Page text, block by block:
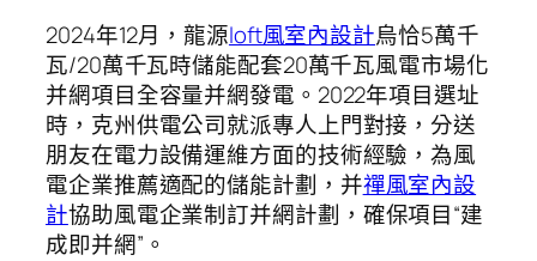
2024年12月，龍源loft風室內設計烏恰5萬千
瓦/20萬千瓦時儲能配套20萬千瓦風電市場化
并網項目全容量并網發電。2022年項目選址
時，克州供電公司就派專人上門對接，分送
朋友在電力設備運維方面的技術經驗，為風
電企業推薦適配的儲能計劃，并禪風室內設
計協助風電企業制訂并網計劃，確保項目“建
成即并網”。